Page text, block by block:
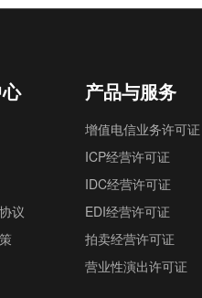
议
产品与服务
增值电信业务许可证
ICP经营许可证
IDC经营许可证
EDI经营许可证
拍卖经营许可证
营业性演出许可证